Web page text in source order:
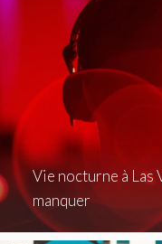
Vie nocturne à Las
manquer